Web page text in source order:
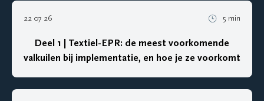
22 07 26 5 min
Deel 1 | Textiel-EPR: de meest voorkomende
valkuilen bij implementatie, en hoe je ze voorkomt